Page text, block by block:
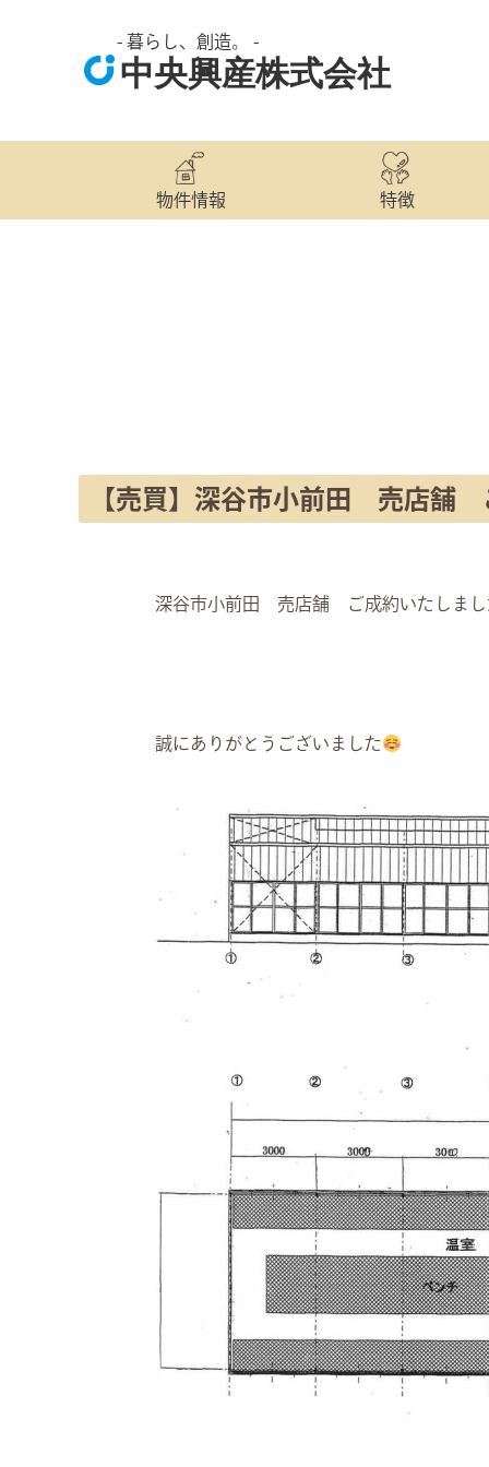
- 暮らし、創造。 -
中央興産株式会社
物件情報 特徴
【売買】深谷市小前田 売店舗
深谷市小前田 売店舗 ご成約いたしまし
誠にありがとうございました